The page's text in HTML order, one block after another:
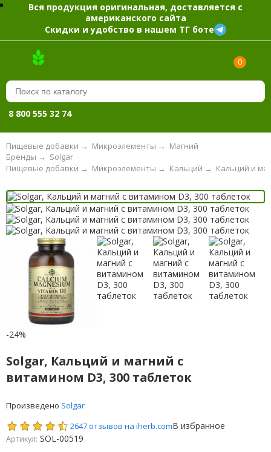
Вся продукция оригинальная, доставляется с
американского сайта
Скидки и удобство в нашем ТГ боте
0
8 800 555 32 74
Пищевые добавки → Микроэлементы → Магний
Solgar
Бренды →
Кальций и
Кальций →
Микроэлементы →
Пищевые добавки →
-24%
Solgar, Кальций и магний с
витамином D3, 300 таблеток
Произведено Solgar
2647 отзывов на iherb.comВ избранное
Артикул: SOL-00519